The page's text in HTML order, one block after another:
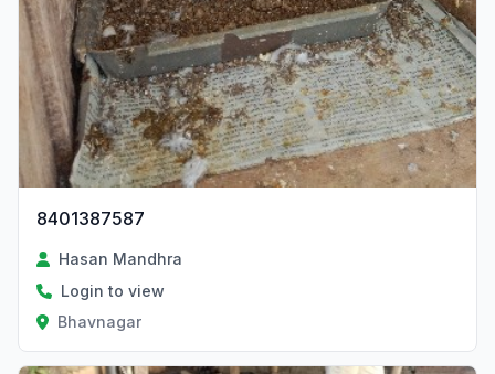
8401387587
Hasan Mandhra
Login to view
Bhavnagar